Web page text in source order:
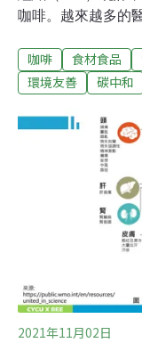
咖啡。越來越多的
罹患第二型糖尿病
預防研究期刊》的
咖啡 食材食品
環境友善
碳中和
2021年11月02日